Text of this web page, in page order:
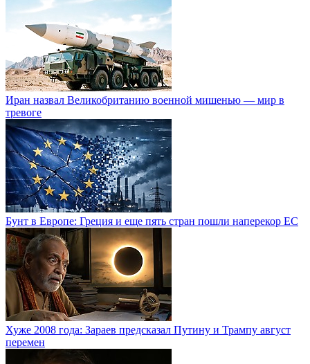
Иран назвал Великобританию военной мишенью — мир в
тревоге
Бунт в Европе: Греция и еще пять стран пошли наперекор ЕС
Хуже 2008 года: Зараев предсказал Путину и Трампу август
перемен